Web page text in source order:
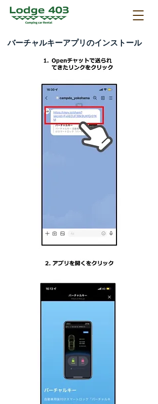
バーチャルキーアプリのインストール